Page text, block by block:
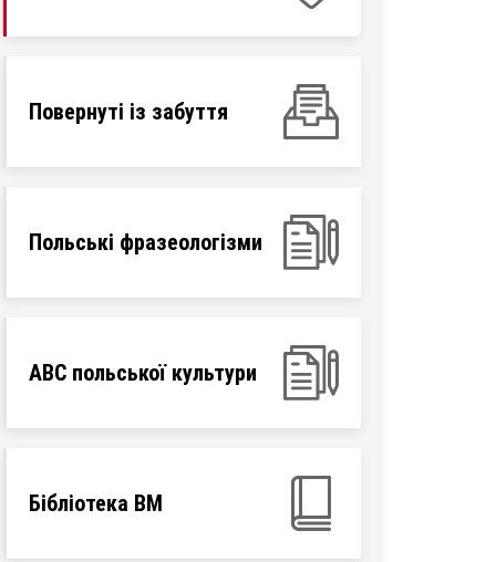
Повернуті із забуття
Польські фразеологізми
ABC польської культури
Бібліотека ВМ